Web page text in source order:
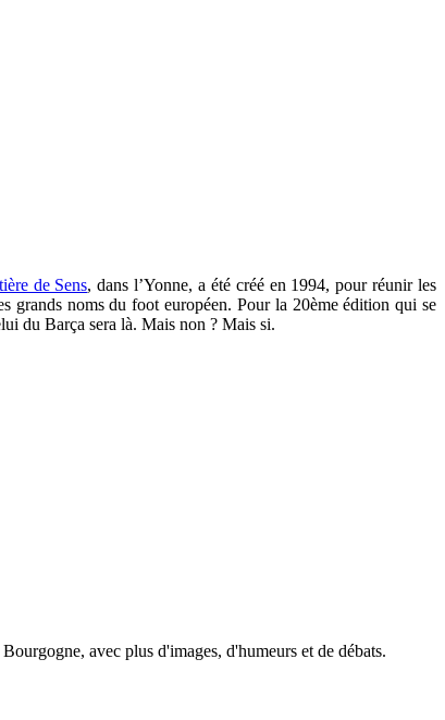
de Sens, dans l’Yonne, a été créé en 1994, pour réunir les
grands noms du foot européen. Pour la 20ème édition qui se
du Barça sera là. Mais non ? Mais si.
avec plus d'images, d'humeurs et de débats.